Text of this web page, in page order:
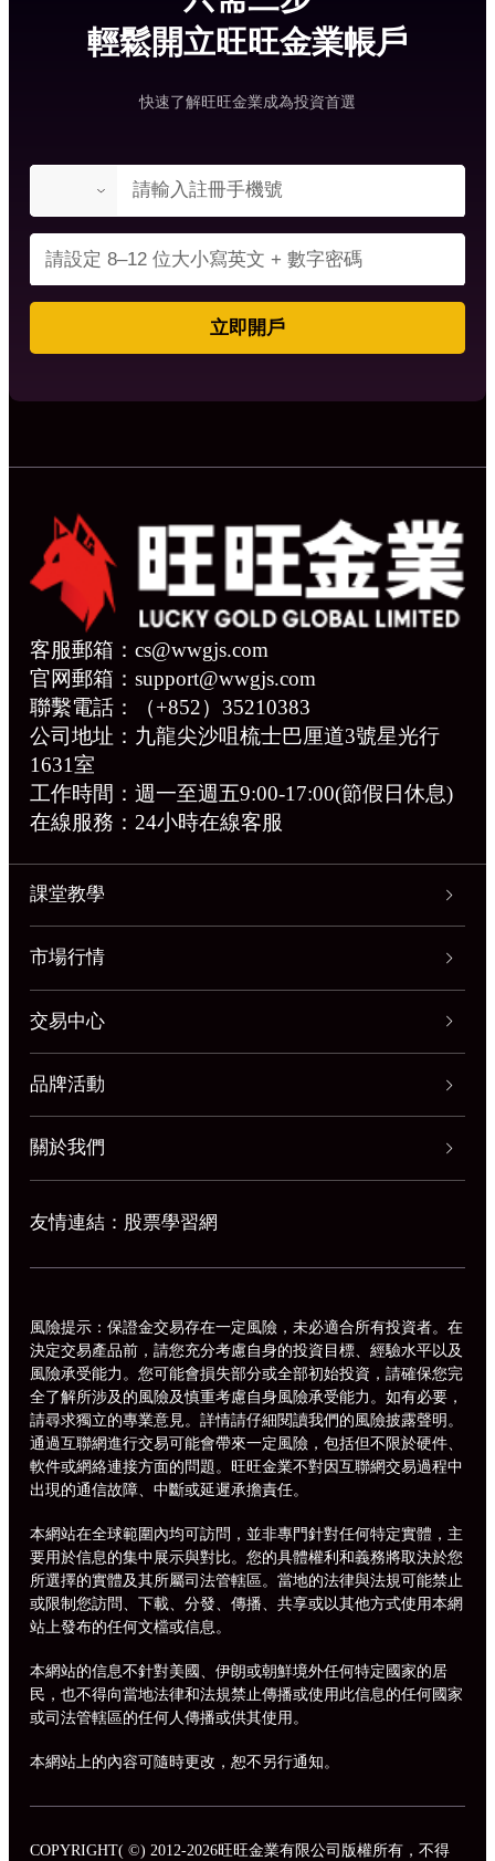
輕鬆開立旺旺金業帳戶
快速了解旺旺金業成為投資首選
立即開戶
客服郵箱：cs@wwgjs.com
官网郵箱：support@wwgjs.com
聯繫電話：（+852）35210383
公司地址：九龍尖沙咀梳士巴厘道3號星光行
1631室
工作時間：週一至週五9:00-17:00(節假日休息)
在線服務：24小時在線客服
課堂教學
市場行情
交易中心
品牌活動
關於我們
友情連結：股票學習網
風險提示：保證金交易存在一定風險，未必適合所有投資者。在
決定交易產品前，請您充分考慮自身的投資目標、經驗水平以及
風險承受能力。您可能會損失部分或全部初始投資，請確保您完
全了解所涉及的風險及慎重考慮自身風險承受能力。如有必要，
請尋求獨立的專業意見。詳情請仔細閱讀我們的風險披露聲明。
通過互聯網進行交易可能會帶來一定風險，包括但不限於硬件、
軟件或網絡連接方面的問題。旺旺金業不對因互聯網交易過程中
出現的通信故障、中斷或延遲承擔責任。
本網站在全球範圍內均可訪問，並非專門針對任何特定實體，主
要用於信息的集中展示與對比。您的具體權利和義務將取決於您
所選擇的實體及其所屬司法管轄區。當地的法律與法規可能禁止
或限制您訪問、下載、分發、傳播、共享或以其他方式使用本網
站上發布的任何文檔或信息。
本網站的信息不針對美國、伊朗或朝鮮境外任何特定國家的居
民，也不得向當地法律和法規禁止傳播或使用此信息的任何國家
或司法管轄區的任何人傳播或供其使用。
本網站上的內容可隨時更改，恕不另行通知。
COPYRIGHT( ©) 2012-2026旺旺金業有限公司版權所有，不得